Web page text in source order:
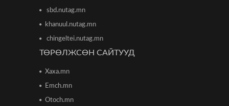
хэргийн ялын бодлогыг
чангатгах хуулийг хэлэлцэж
2026/06/16 15:49
sbd.nutag.mn
khanuul.nutag.mn
chingeltei.nutag.mn
ТӨРӨЛЖСӨН САЙТУУД
Xaxa.mn
Emch.mn
Otoch.mn